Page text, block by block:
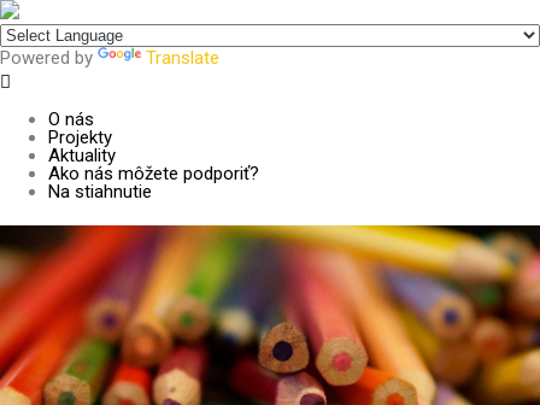
Powered by Translate
O nás
Projekty
Aktuality
Ako nás môžete podporiť?
Na stiahnutie